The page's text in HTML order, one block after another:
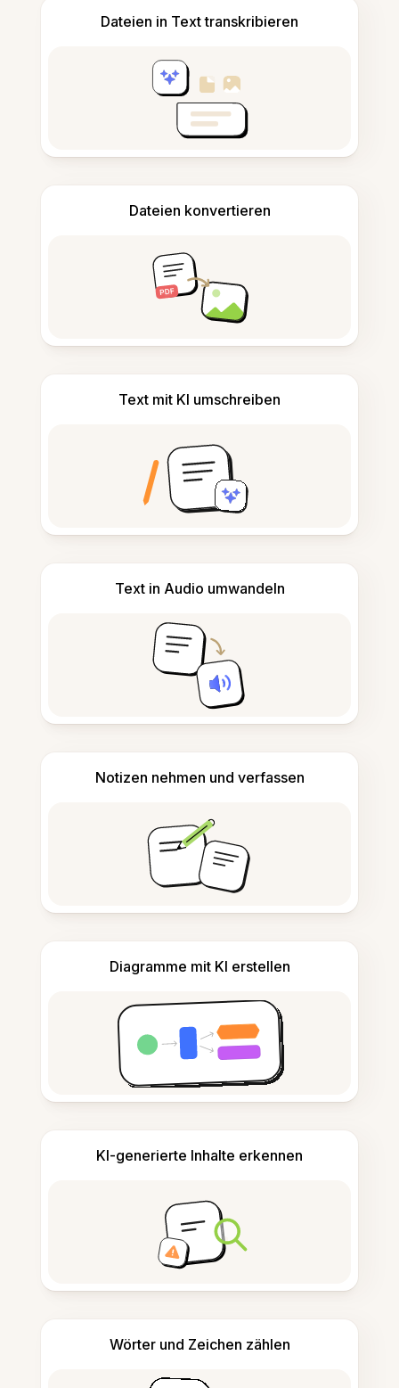
Dateien in Text transkribieren
Dateien konvertieren
Text mit KI umschreiben
Text in Audio umwandeln
Notizen nehmen und verfassen
Diagramme mit KI erstellen
KI-generierte Inhalte erkennen
Wörter und Zeichen zählen